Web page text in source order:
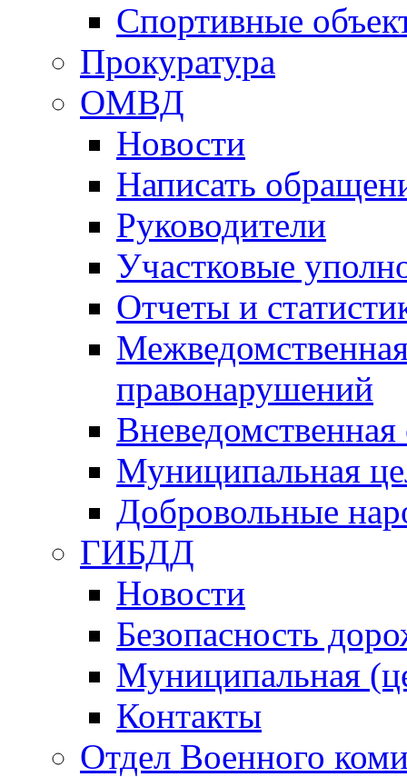
Спортивные
Прокуратура
ОМВД
Новости
Написать
Руководители
Участковые
Отчеты и
правонарушений
Вневедомственная
Муниципальная
Добровольные
ГИБДД
Новости
Безопасность
Муниципальная
Контакты
Отдел Военного